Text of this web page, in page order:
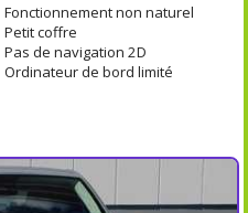
Fonctionnement non naturel
Petit coffre
Pas de navigation 2D
Ordinateur de bord limité